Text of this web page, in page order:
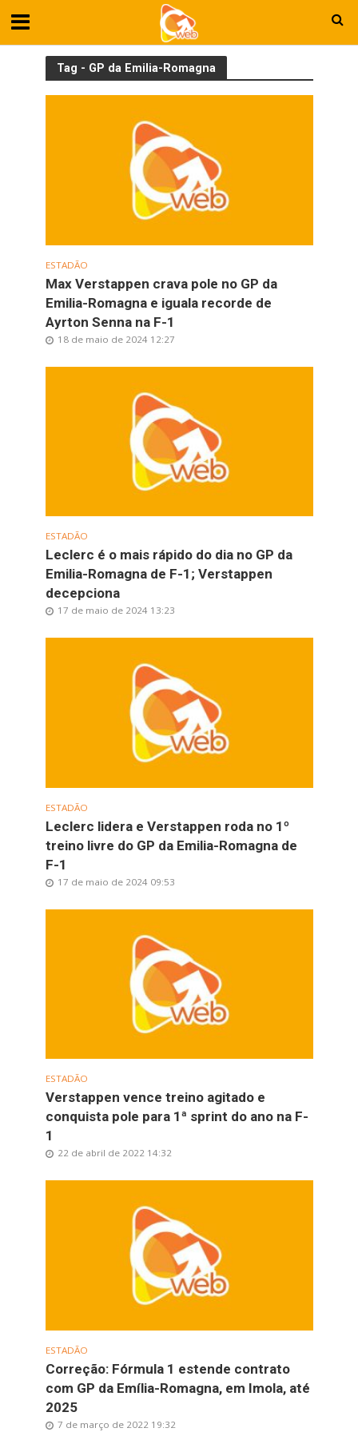
Tag - GP da Emilia-Romagna
ESTADÃO
Max Verstappen crava pole no GP da
Emilia-Romagna e iguala recorde de
Ayrton Senna na F-1
18 de maio de 2024 12:27
ESTADÃO
Leclerc é o mais rápido do dia no GP da
Emilia-Romagna de F-1; Verstappen
decepciona
17 de maio de 2024 13:23
ESTADÃO
Leclerc lidera e Verstappen roda no 1º
treino livre do GP da Emilia-Romagna de
F-1
17 de maio de 2024 09:53
ESTADÃO
Verstappen vence treino agitado e
conquista pole para 1ª sprint do ano na F-
1
22 de abril de 2022 14:32
ESTADÃO
Correção: Fórmula 1 estende contrato
com GP da Emília-Romagna, em Imola, até
2025
7 de março de 2022 19:32